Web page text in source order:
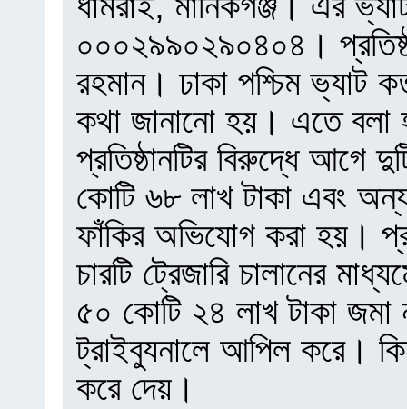
০০০২৯৯০২৯০৪০৪।
রহমান। ঢাকা পশ্চিম ভ্যাট
কথা জানানো হয়। এতে বলা
প্রতিষ্ঠানটির বিরুদ্ধে আগে
কোটি ৬৮ লাখ টাকা এবং
ফাঁকির অভিযোগ করা হয়।
চারটি ট্রেজারি চালানের
৫০ কোটি ২৪ লাখ টাকা জমা
ট্রাইব্যুনালে আপিল করে।
করে দেয়।